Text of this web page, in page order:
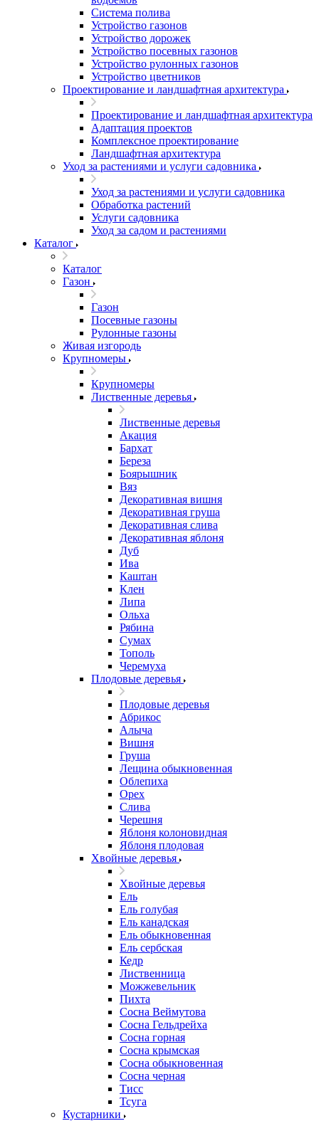
Система полива
Устройство газонов
Устройство дорожек
Устройство посевных газонов
Устройство рулонных газонов
Устройство цветников
Проектирование и ландшафтная архитектура
Проектирование и ландшафтная архитектура
Адаптация проектов
Комплексное проектирование
Ландшафтная архитектура
Уход за растениями и услуги садовника
Уход за растениями и услуги садовника
Обработка растений
Услуги садовника
Уход за садом и растениями
Каталог
Каталог
Газон
Газон
Посевные газоны
Рулонные газоны
Живая изгородь
Крупномеры
Крупномеры
Лиственные деревья
Лиственные деревья
Акация
Бархат
Береза
Боярышник
Вяз
Декоративная вишня
Декоративная груша
Декоративная слива
Декоративная яблоня
Дуб
Ива
Каштан
Клен
Липа
Ольха
Рябина
Сумах
Тополь
Черемуха
Плодовые деревья
Плодовые деревья
Абрикос
Алыча
Вишня
Груша
Лещина обыкновенная
Облепиха
Орех
Слива
Черешня
Яблоня колоновидная
Яблоня плодовая
Хвойные деревья
Хвойные деревья
Ель
Ель голубая
Ель канадская
Ель обыкновенная
Ель сербская
Кедр
Лиственница
Можжевельник
Пихта
Сосна Веймутова
Сосна Гельдрейха
Сосна горная
Сосна крымская
Сосна обыкновенная
Сосна черная
Тисс
Тсуга
Кустарники